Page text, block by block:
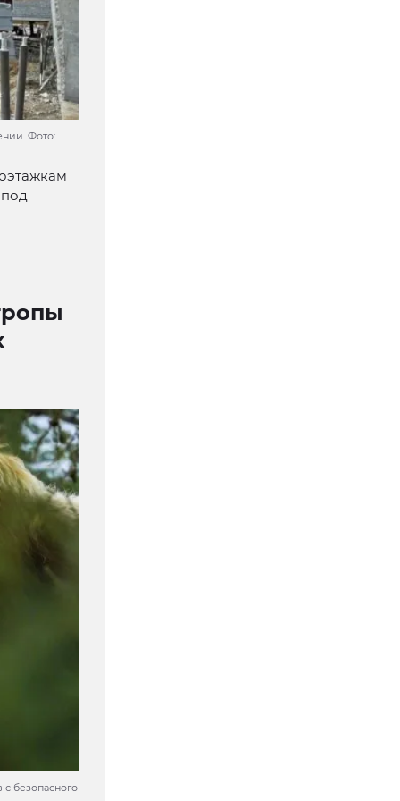
Фото:
безопасного